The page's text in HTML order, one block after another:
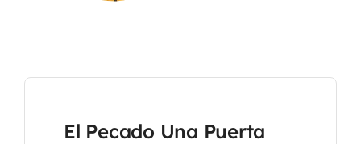
El Pecado Una Puerta